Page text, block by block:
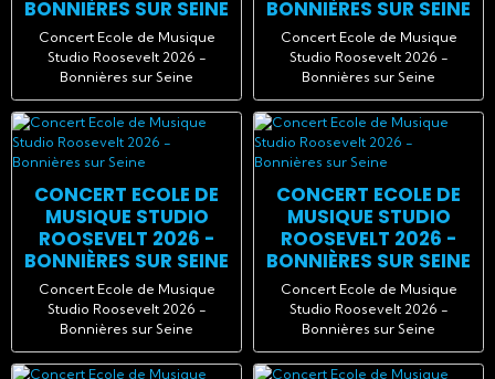
BONNIÈRES SUR SEINE
Concert Ecole de Musique
Studio Roosevelt 2026 -
Bonnières sur Seine
BONNIÈRES SUR SEINE
Concert Ecole de Musique
Studio Roosevelt 2026 -
Bonnières sur Seine
CONCERT ECOLE DE
MUSIQUE STUDIO
ROOSEVELT 2026 -
BONNIÈRES SUR SEINE
Concert Ecole de Musique
Studio Roosevelt 2026 -
Bonnières sur Seine
CONCERT ECOLE DE
MUSIQUE STUDIO
ROOSEVELT 2026 -
BONNIÈRES SUR SEINE
Concert Ecole de Musique
Studio Roosevelt 2026 -
Bonnières sur Seine